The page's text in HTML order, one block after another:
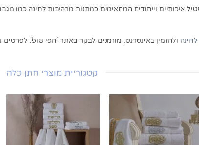
ולהזמין באינטרנט, מוזמנים לבקר באתר ‘הפי שופ’. לפרטים נוספים
קטגוריית מוצרי חתן כלה